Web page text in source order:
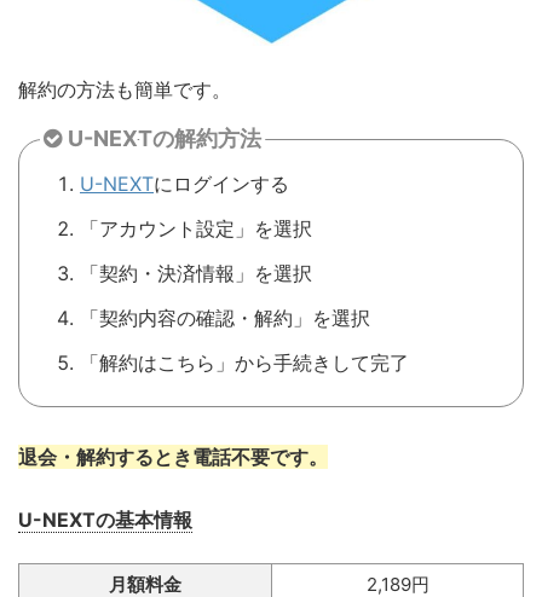
解約の方法も簡単です。
U-NEXTの解約方法
U-NEXTにログインする
「アカウント設定」を選択
「契約・決済情報」を選択
「契約内容の確認・解約」を選択
「解約はこちら」から手続きして完了
退会・解約するとき電話不要です。
U-NEXTの基本情報
月額料金
2,189円